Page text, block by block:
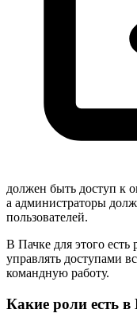
должен быть доступ к
а администраторы
пользователей.
В Пачке для этого
управлять доступами
командную работу.
Какие роли есть в